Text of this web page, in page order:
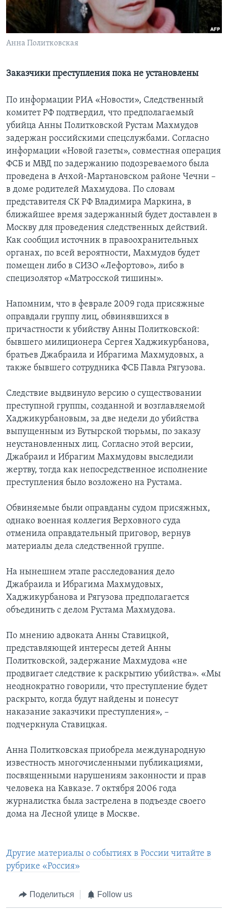
Learning English
СОЦИАЛЬНЫЕ СЕТИ
Языки
Анна Политковская
Заказчики преступления пока не установлены
По информации РИА «Новости», Следственный
комитет РФ подтвердил, что предполагаемый
убийца Анны Политковской Рустам Махмудов
задержан российскими спецслужбами. Согласно
информации «Новой газеты», совместная операция
ФСБ и МВД по задержанию подозреваемого была
проведена в Ачхой-Мартановском районе Чечни –
в доме родителей Махмудова. По словам
представителя СК РФ Владимира Маркина, в
ближайшее время задержанный будет доставлен в
Москву для проведения следственных действий.
Как сообщил источник в правоохранительных
органах, по всей вероятности, Махмудов будет
помещен либо в СИЗО «Лефортово», либо в
специзолятор «Матросской тишины».
Напомним, что в феврале 2009 года присяжные
оправдали группу лиц, обвинявшихся в
причастности к убийству Анны Политковской:
бывшего милиционера Сергея Хаджикурбанова,
братьев Джабраила и Ибрагима Махмудовых, а
также бывшего сотрудника ФСБ Павла Рягузова.
Следствие выдвинуло версию о существовании
преступной группы, созданной и возглавляемой
Хаджикурбановым, за две недели до убийства
выпущенным из Бутырской тюрьмы, по заказу
неустановленных лиц. Согласно этой версии,
Джабраил и Ибрагим Махмудовы выследили
жертву, тогда как непосредственное исполнение
преступления было возложено на Рустама.
Обвиняемые были оправданы судом присяжных,
однако военная коллегия Верховного суда
отменила оправдательный приговор, вернув
материалы дела следственной группе.
На нынешнем этапе расследования дело
Джабраила и Ибрагима Махмудовых,
Хаджикурбанова и Рягузова предполагается
объединить с делом Рустама Махмудова.
По мнению адвоката Анны Ставицкой,
представляющей интересы детей Анны
Политковской, задержание Махмудова «не
продвигает следствие к раскрытию убийства». «Мы
неоднократно говорили, что преступление будет
раскрыто, когда будут найдены и понесут
наказание заказчики преступления», –
подчеркнула Ставицкая.
Анна Политковская приобрела международную
известность многочисленными публикациями,
посвященными нарушениям законности и прав
человека на Кавказе. 7 октября 2006 года
журналистка была застрелена в подъезде своего
дома на Лесной улице в Москве.
Другие материалы о событиях в России читайте в
рубрике «Россия»
Поделиться Follow us